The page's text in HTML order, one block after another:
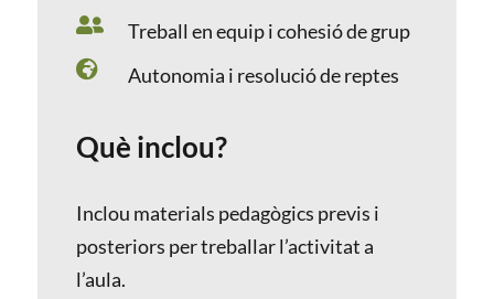
 Treball en equip i cohesió de grup
 Autonomia i resolució de reptes
Què inclou?
Inclou materials pedagògics previs i
posteriors per treballar l’activitat a
l’aula.